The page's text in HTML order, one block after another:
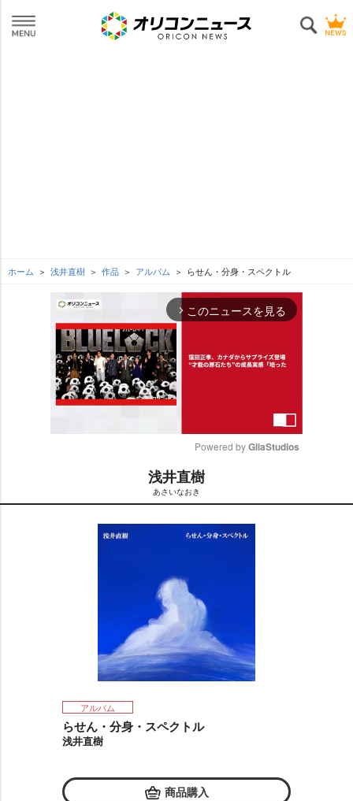
ホーム 浅井直樹 作品 アルバム らせん・分身・スペクトル
arrow_forward_ios このニュースを見る
t
e
Powered by GliaStudios
浅井直樹
あさいなおき
アルバム
らせん・分身・スペクトル
浅井直樹
商品購入